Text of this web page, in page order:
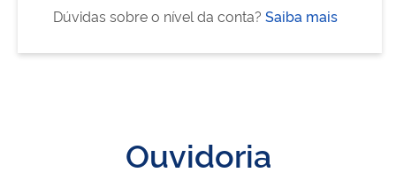
Dúvidas sobre o nível da conta? Saiba mais
Ouvidoria